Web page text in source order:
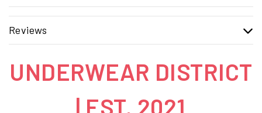
Reviews
UNDERWEAR DISTRICT
| EST. 2021